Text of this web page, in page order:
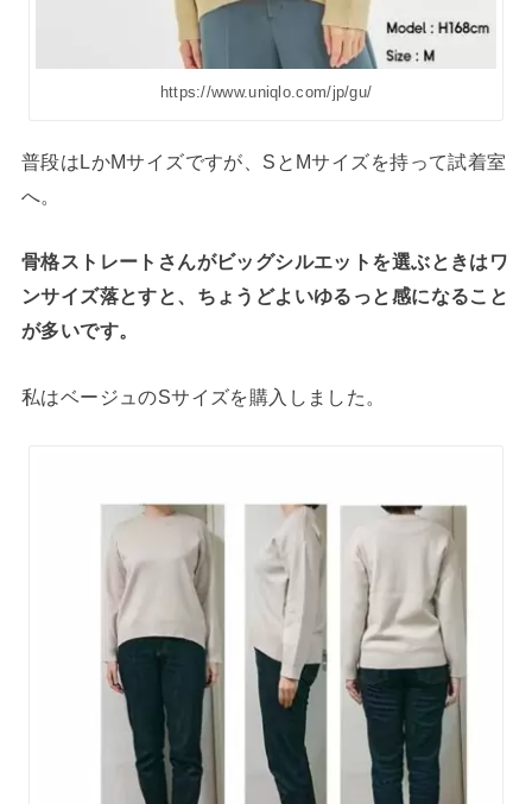
https://www.uniqlo.com/jp/gu/
普段はLかMサイズですが、SとMサイズを持って試着室
へ。
骨格ストレートさんがビッグシルエットを選ぶときはワ
ンサイズ落とすと、ちょうどよいゆるっと感になること
が多いです。
私はベージュのSサイズを購入しました。